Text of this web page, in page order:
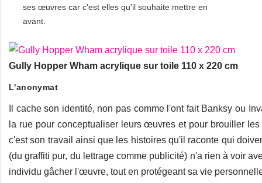
ses œuvres car c'est elles qu'il souhaite mettre en
avant.
Gully Hopper Wham acrylique sur toile 110 x 220 cm
L'anonymat
Il cache son identité, non pas comme l'ont fait Banksy ou
la rue pour conceptualiser leurs œuvres et pour brouiller
c'est son travail ainsi que les histoires qu'il raconte qui
(du graffiti pur, du lettrage comme publicité) n'a rien à voir
individu gâcher l'œuvre, tout en protégeant sa vie